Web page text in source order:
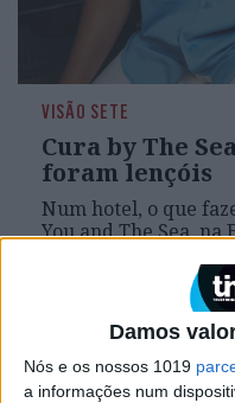
Damos
Nós e os nossos 1019
a informações num
VISÃO SETE
Cura by The
foram lençóis
Num hotel, o que
You and The Sea,
desenhadas por